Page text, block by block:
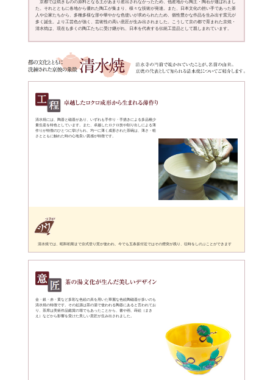
京都で作られる焼きものを総称して「京焼」と呼び、「清水焼」
其の二、
茶の湯文化の隆盛とともに焼きものの技術が発展しました
其の三、
優美な色絵付を施した色絵陶磁器が特徴のひとつです
京の焼きもののおこり
京都では古くは5世紀前半、雄略天皇の頃から焼きものが作ら
（かま）を築いたのが現在の五条坂（茶わん坂）付近と言われ
展に伴い、粟田焼・八坂焼・清水焼など東山山ろくを中心に多
作られるようになり、これらを京焼と呼ぶようになりました。
受け継がれる京焼・清水焼
京都では焼きものの原料となる土があまり産出されなかった
人や公家たちから、多種多様な形や華やかな色使いが求められ
多く誕生。より工芸色が強く、芸術性の高い意匠が生み出され
清水焼は、現在も多くの陶工たちに受け継がれ、日本を代表す